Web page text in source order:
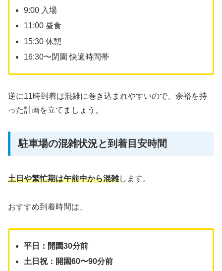
9:00 入場
11:00 昼食
15:30 休憩
16:30〜閉園 快適時間帯
逆に11時到着は混雑に巻き込まれやすいので、余裕を持
った計画を立てましょう。
駐車場の混雑状況と到着目安時間
土日や繁忙期は午前中から混雑します。
おすすめ到着時間は、
平日：開園30分前
土日祝：開園60〜90分前